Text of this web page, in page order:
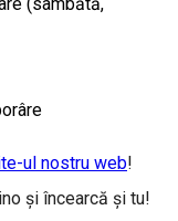
(sâmbătă,
ul nostru web!
și încearcă și tu!